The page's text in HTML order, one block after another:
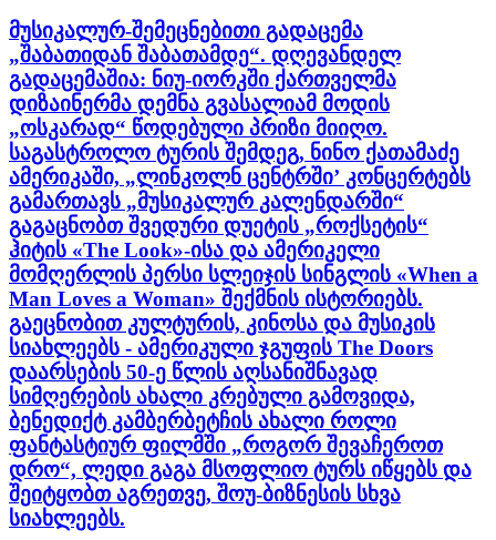
მუსიკალურ-შემეცნებითი გადაცემა
„შაბათიდან შაბათამდე“. დღევანდელ
გადაცემაშია: ნიუ-იორკში ქართველმა
დიზაინერმა დემნა გვასალიამ მოდის
„ოსკარად“ წოდებული პრიზი მიიღო.
საგასტროლო ტურის შემდეგ, ნინო ქათამაძე
ამერიკაში, „ლინკოლნ ცენტრში’ კონცერტებს
გამართავს „მუსიკალურ კალენდარში“
გაგაცნობთ შვედური დუეტის „როქსეტის“
ჰიტის «The Look»-ისა და ამერიკელი
მომღერლის პერსი სლეიჯის სინგლის «When a
Man Loves a Woman» შექმნის ისტორიებს.
გაეცნობით კულტურის, კინოსა და მუსიკის
სიახლეებს - ამერიკული ჯგუფის The Doors
დაარსების 50-ე წლის აღსანიშნავად
სიმღერების ახალი კრებული გამოვიდა,
ბენედიქტ კამბერბეტჩის ახალი როლი
ფანტასტიურ ფილმში „როგორ შევაჩეროთ
დრო“, ლედი გაგა მსოფლიო ტურს იწყებს და
შეიტყობთ აგრეთვე, შოუ-ბიზნესის სხვა
სიახლეებს.